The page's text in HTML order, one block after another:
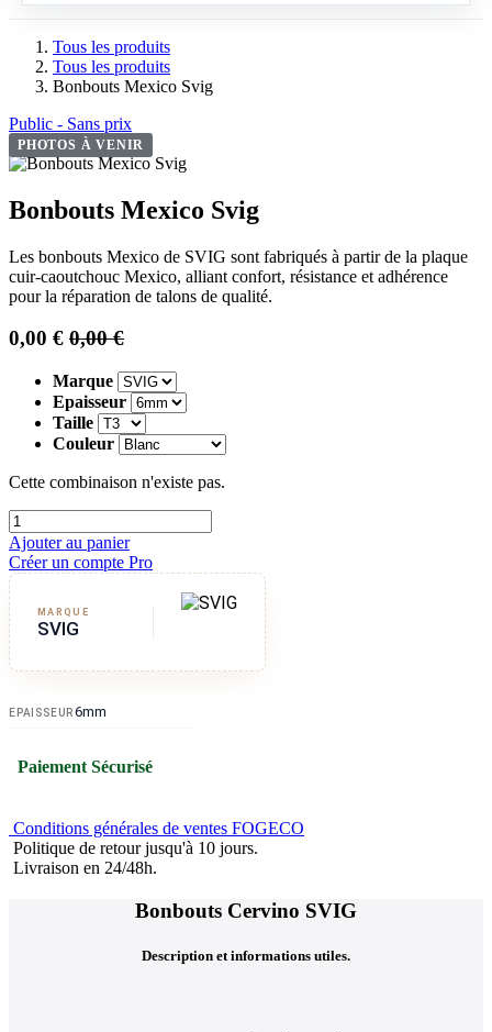
Tous les produits
Tous les produits
Bonbouts Mexico Svig
Public - Sans prix
PHOTOS À VENIR
Bonbouts Mexico Svig
Les bonbouts Mexico de SVIG sont fabriqués à partir de la plaque
cuir-caoutchouc Mexico, alliant confort, résistance et adhérence
pour la réparation de talons de qualité.
0,00 € 0,00€
Marque
Epaisseur
Taille
Couleur
Cette combinaison n'existe pas.
Ajouter au panier
Créer un compte Pro
MARQUE
SVIG
EPAISSEUR6mm
Paiement Sécurisé
Conditions générales de ventes FOGECO
Politique de retour jusqu'à 10 jours.
Livraison en 24/48h.
Bonbouts Cervino SVIG
Description et informations utiles.